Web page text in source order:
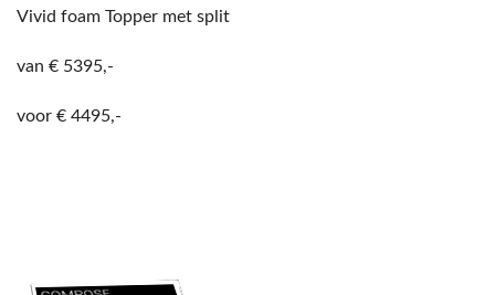
Vivid foam Topper met split
van € 5395,-
voor € 4495,-